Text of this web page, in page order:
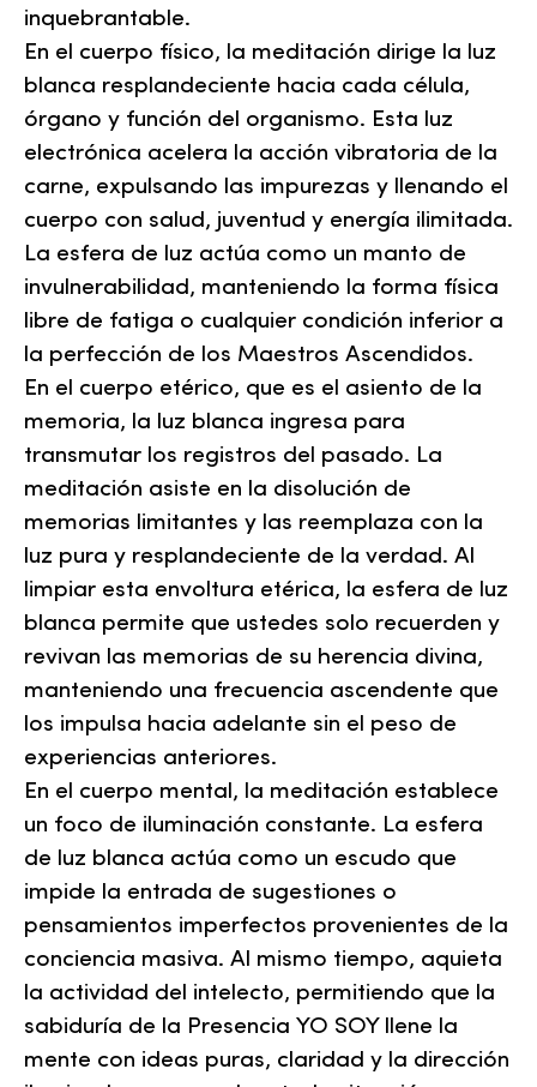
inquebrantable.
En el cuerpo físico, la meditación dirige la luz
blanca resplandeciente hacia cada célula,
órgano y función del organismo. Esta luz
electrónica acelera la acción vibratoria de la
carne, expulsando las impurezas y llenando el
cuerpo con salud, juventud y energía ilimitada.
La esfera de luz actúa como un manto de
invulnerabilidad, manteniendo la forma física
libre de fatiga o cualquier condición inferior a
la perfección de los Maestros Ascendidos.
En el cuerpo etérico, que es el asiento de la
memoria, la luz blanca ingresa para
transmutar los registros del pasado. La
meditación asiste en la disolución de
memorias limitantes y las reemplaza con la
luz pura y resplandeciente de la verdad. Al
limpiar esta envoltura etérica, la esfera de luz
blanca permite que ustedes solo recuerden y
revivan las memorias de su herencia divina,
manteniendo una frecuencia ascendente que
los impulsa hacia adelante sin el peso de
experiencias anteriores.
En el cuerpo mental, la meditación establece
un foco de iluminación constante. La esfera
de luz blanca actúa como un escudo que
impide la entrada de sugestiones o
pensamientos imperfectos provenientes de la
conciencia masiva. Al mismo tiempo, aquieta
la actividad del intelecto, permitiendo que la
sabiduría de la Presencia YO SOY llene la
mente con ideas puras, claridad y la dirección